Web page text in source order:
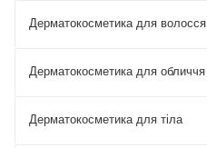
Дерматокосметика для волосся
Дерматокосметика для обличчя
Дерматокосметика для тіла